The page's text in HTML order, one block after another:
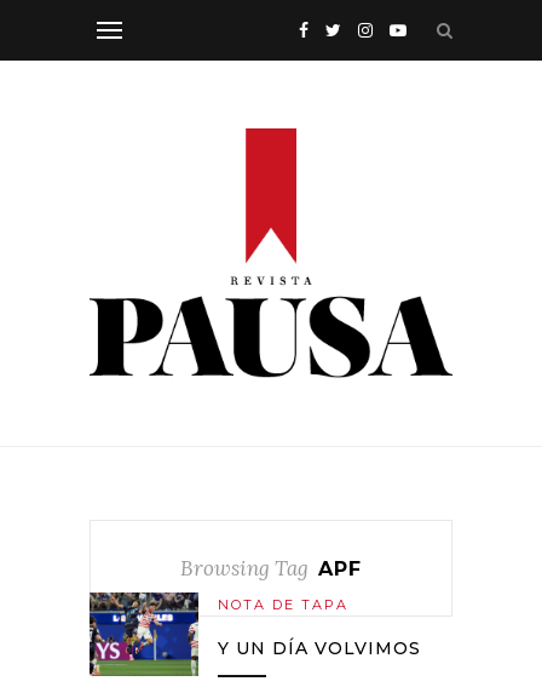
Browsing Tag APF
NOTA DE TAPA
Y UN DÍA VOLVIMOS